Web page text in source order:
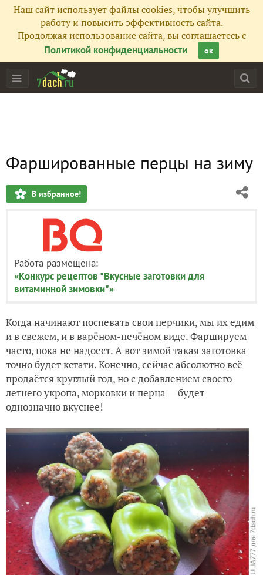
Наш сайт использует файлы cookies, чтобы улучшить
работу и повысить эффективность сайта.
Продолжая использование сайта, вы соглашаетесь с
Политикой конфиденциальности
ок
Фаршированные перцы на зиму
В избранное!
Работа размещена:
«Конкурс рецептов "Вкусные заготовки для
витаминной зимовки"»
Когда начинают поспевать свои перчики, мы их едим
и в свежем, и в варёном-печёном виде. Фаршируем
часто, пока не надоест. А вот зимой такая заготовка
точно будет кстати. Конечно, сейчас абсолютно всё
продаётся круглый год, но с добавлением своего
летнего укропа, морковки и перца — будет
однозначно вкуснее!